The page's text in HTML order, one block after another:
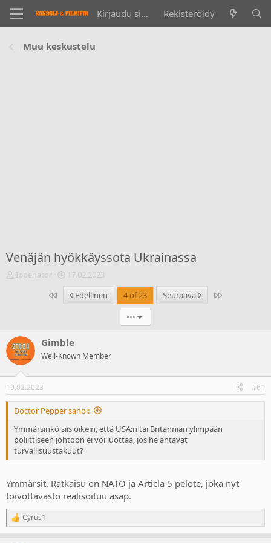
Kirjaudu sisään Rekisteröidy
Muu keskustelu
Venäjän hyökkäyssota Ukrainassa
V
k
e
t
u
n
a
l
o
i
t
t
j
a
Ippenator
A
o
i
s
ä
ä
m
ä
ä
r
ä
17.02.2023
Ensimmäinen
Edellinen 4 of 23 Seuraava Last
•••
Gimble
Well-Known Member
19.02.2023 #61
Doctor Pepper sanoi:
Ymmärsinkö siis oikein, että USA:n tai Britannian ylimpään
poliittiseen johtoon ei voi luottaa, jos he antavat
turvallisuustakuut?
Ymmärsit. Ratkaisu on NATO ja Articla 5 pelote, joka nyt
toivottavasto realisoituu asap.
R
e
Cyrus1